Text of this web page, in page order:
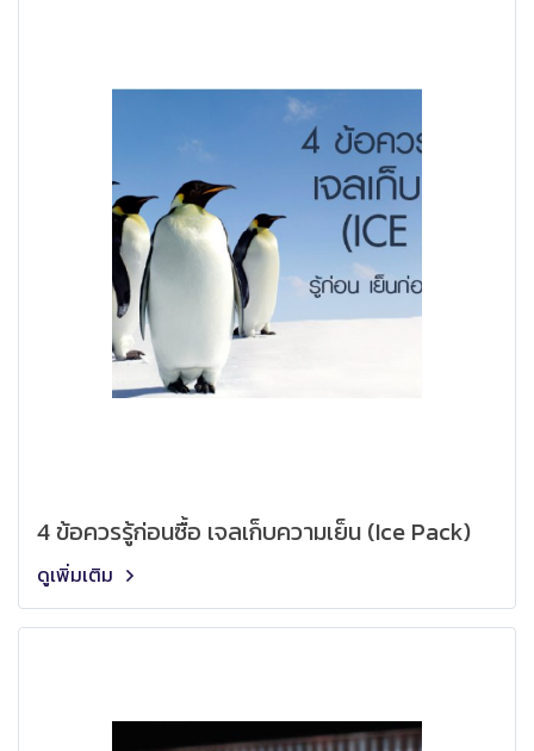
4 ข้อควรรู้ก่อนซื้อ เจลเก็บความเย็น (Ice Pack)
ดูเพิ่มเติม